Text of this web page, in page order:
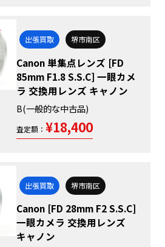
出張買取 堺市南区
Canon 単集点レンズ [FD
85mm F1.8 S.S.C] 一眼カメ
ラ 交換用レンズ キャノン
B(一般的な中古品)
査定額： ¥18,400
出張買取 堺市南区
Canon [FD 28mm F2 S.S.C]
一眼カメラ 交換用レンズ
キャノン